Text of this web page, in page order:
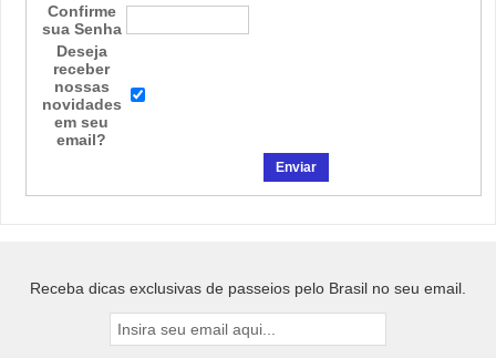
Confirme
sua Senha
Deseja
receber
nossas
novidades
em seu
email?
Receba dicas exclusivas de passeios pelo Brasil no seu email.